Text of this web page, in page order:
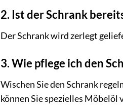
2. Ist der Schrank
Der Schrank wird zerlegt
3. Wie pflege ich den
Wischen Sie den Schrank
können Sie spezielles Möbelöl